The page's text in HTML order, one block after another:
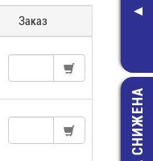
2,00 руб.
Заказ